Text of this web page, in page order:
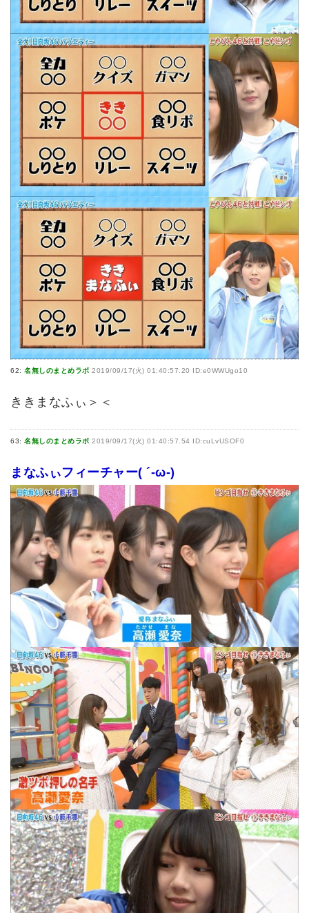
62: 名無しのまとめラボ 2019/09/17(火) 01:40:57.20 ID:e0WWUgo10
ききまなふぃ＞＜
63: 名無しのまとめラボ 2019/09/17(火) 01:40:57.54 ID:cuLvUSOF0
まなふぃフィーチャー( ´-ω-)